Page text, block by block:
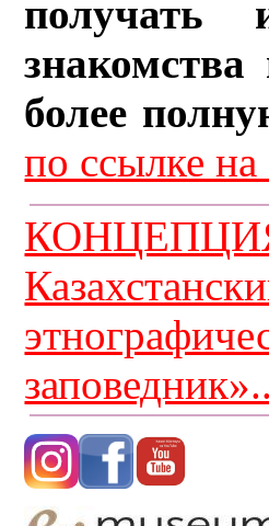
получать
более
по ссылке
КОНЦЕПЦИЯ